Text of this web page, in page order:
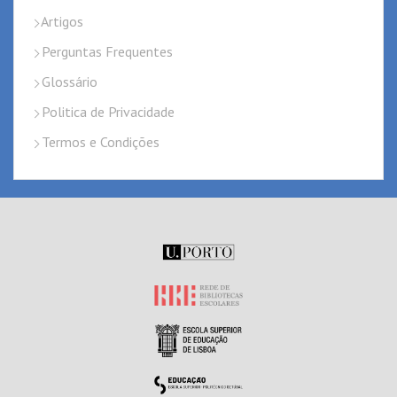
Artigos
Perguntas Frequentes
Glossário
Politica de Privacidade
Termos e Condições